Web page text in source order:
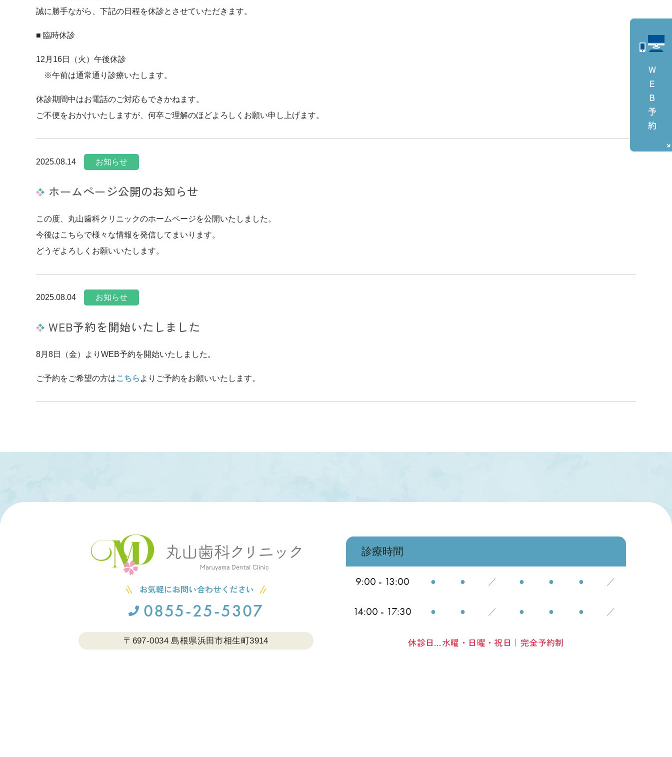
誠に勝手ながら、下記の日程を休診とさせていただきます。
■ 臨時休診
12月16日（火）午後休診
※午前は通常通り診療いたします。
休診期間中はお電話のご対応もできかねます。
ご不便をおかけいたしますが、何卒ご理解のほどよろしくお願い申し上げます。
2025.08.14 お知らせ
ホームぺージ公開のお知らせ
この度、丸山歯科クリニックのホームページを公開いたしました。
今後はこちらで様々な情報を発信してまいります。
どうぞよろしくお願いいたします。
2025.08.04 お知らせ
WEB予約を開始いたしました
8月8日（金）よりWEB予約を開始いたしました。
ご予約をご希望の方はこちら よりご予約をお願いいたします。
0855-25-5307
〒697-0034島根県浜田市相生町3914
診療時間
9:00 - 13:00 ● ● ／ ● ● ● ／
14:00 - 17:30 ● ● ／ ● ● ● ／
休診日…水曜・日曜・祝日 ｜ 完全予約制